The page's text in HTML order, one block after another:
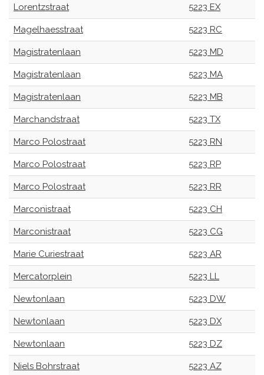
Lorentzstraat 5223 EX
Magelhaesstraat 5223 RC
Magistratenlaan 5223 MD
Magistratenlaan 5223 MA
Magistratenlaan 5223 MB
Marchandstraat 5223 TX
Marco Polostraat 5223 RN
Marco Polostraat 5223 RP
Marco Polostraat 5223 RR
Marconistraat 5223 CH
Marconistraat 5223 CG
Marie Curiestraat 5223 AR
Mercatorplein 5223 LL
Newtonlaan 5223 DW
Newtonlaan 5223 DX
Newtonlaan 5223 DZ
Niels Bohrstraat 5223 AZ